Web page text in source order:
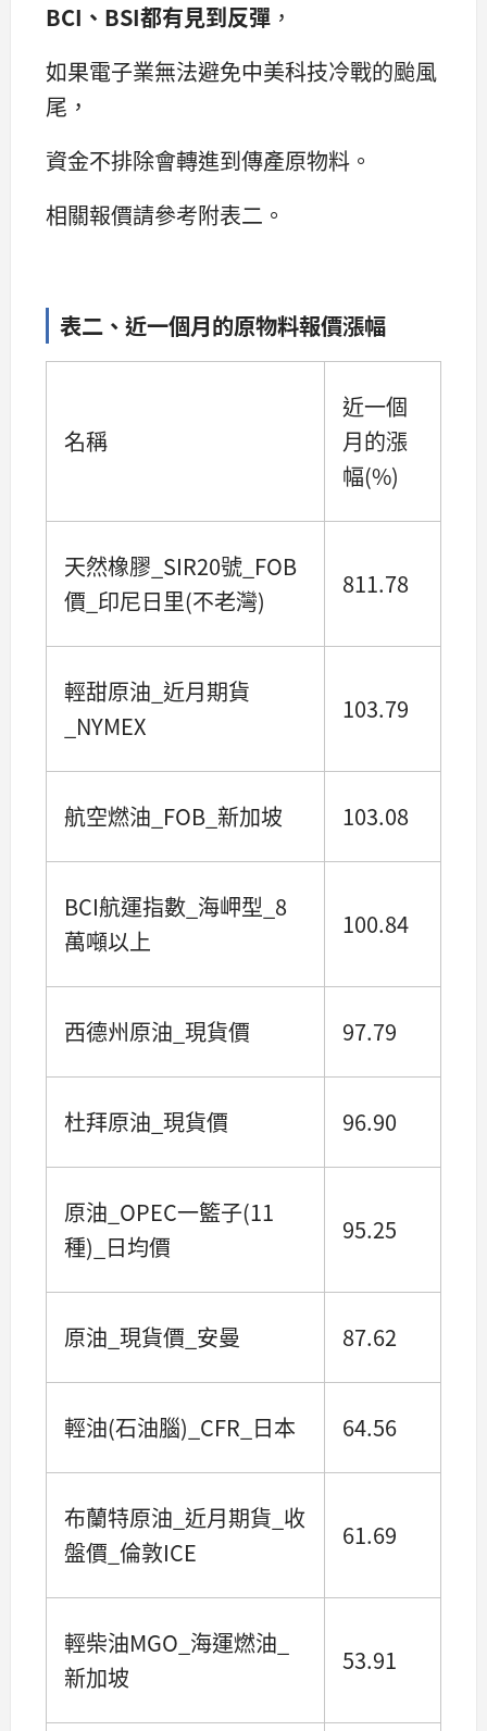
BCI 、 BSI都有見到反彈 ，
如果電子業無法避免中美科技冷戰的颱風
尾，
資金不排除會轉進到傳產原物料。
相關報價請參考附表二。
表二、近一個月的原物料報價漲幅
名稱
近一個
月的漲
幅(%)
天然橡膠_SIR20號_FOB
價_印尼日里(不老灣)
811.78
輕甜原油_近月期貨
_NYMEX
103.79
航空燃油_FOB_新加坡 103.08
BCI航運指數_海岬型_8
萬噸以上
100.84
西德州原油_現貨價 97.79
杜拜原油_現貨價 96.90
原油_OPEC一籃子(11
種)_日均價
95.25
原油_現貨價_安曼 87.62
輕油(石油腦)_CFR_日本 64.56
布蘭特原油_近月期貨_收
盤價_倫敦ICE
61.69
輕柴油MGO_海運燃油_
新加坡
53.91